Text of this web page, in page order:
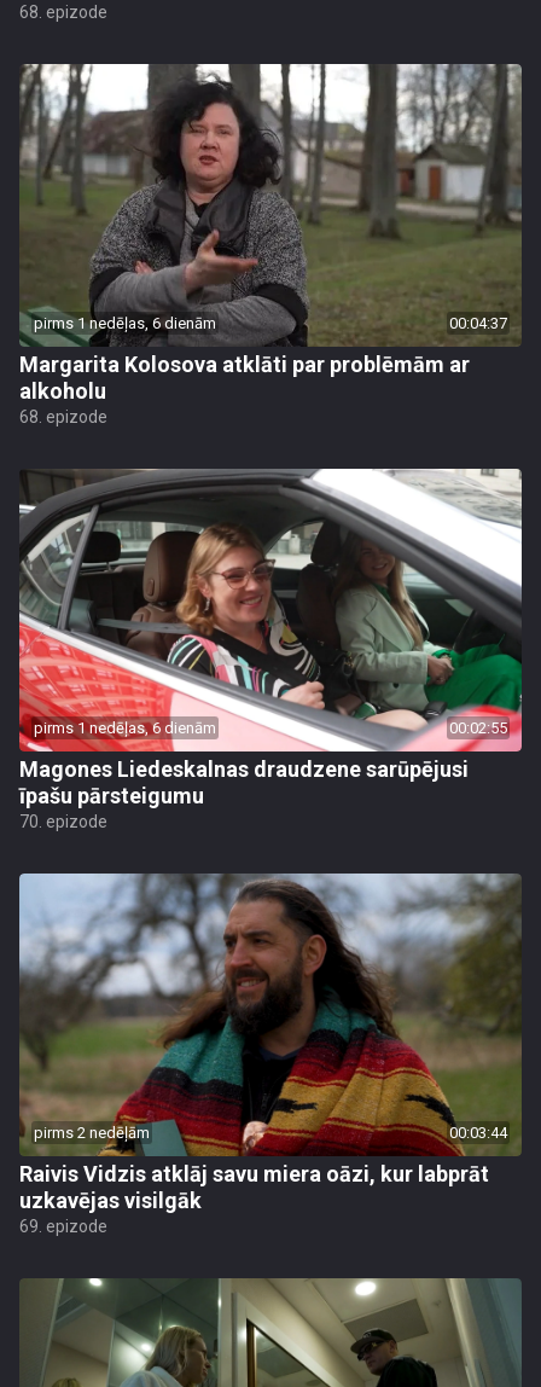
68. epizode
pirms 1 nedēļas, 6 dienām 00:04:37
Margarita Kolosova atklāti par problēmām ar
alkoholu
68. epizode
pirms 1 nedēļas, 6 dienām 00:02:55
Magones Liedeskalnas draudzene sarūpējusi
īpašu pārsteigumu
70. epizode
pirms 2 nedēļām 00:03:44
Raivis Vidzis atklāj savu miera oāzi, kur labprāt
uzkavējas visilgāk
69. epizode